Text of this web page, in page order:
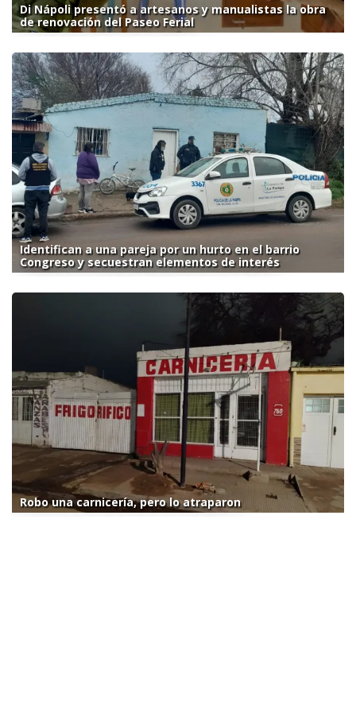
Di Nápoli presentó a artesanos y manualistas la obra
de renovación del Paseo Ferial
Identifican a una pareja por un hurto en el barrio
Congreso y secuestran elementos de interés
Robo una carnicería, pero lo atraparon